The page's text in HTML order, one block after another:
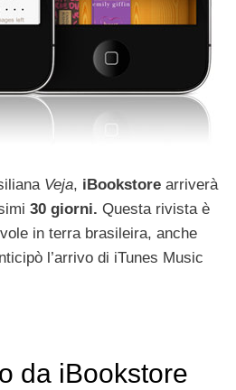
Veja, iBookstore arriverà
30 giorni. Questa rivista è
in terra brasileira, anche
l’arrivo di iTunes Music
da iBookstore